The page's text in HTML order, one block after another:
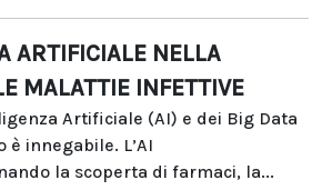
ARTIFICIALE NELLA
MALATTIE INFETTIVE
Artificiale (AI) e dei Big Data
innegabile. L’AI
la scoperta di farmaci, la...